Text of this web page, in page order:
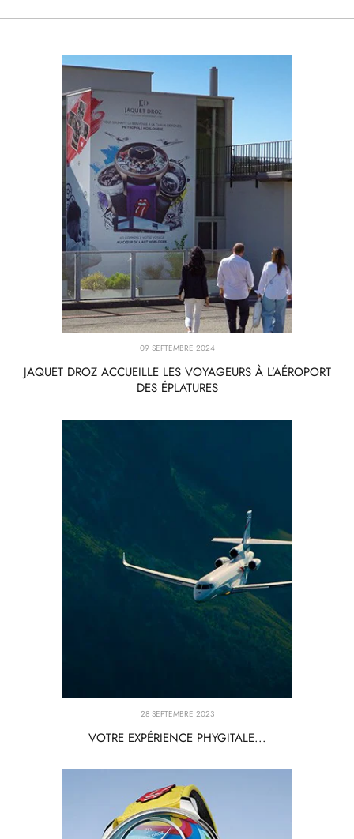
09 SEPTEMBRE 2024
JAQUET DROZ ACCUEILLE LES VOYAGEURS À L’AÉROPORT
DES ÉPLATURES
28 SEPTEMBRE 2023
VOTRE EXPÉRIENCE PHYGITALE...